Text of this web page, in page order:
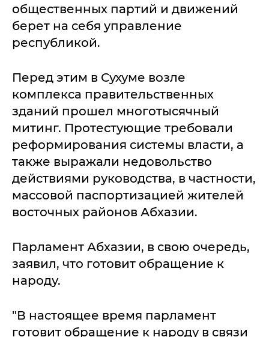
общественных партий и движений
берет на себя управление
республикой.
Перед этим в Сухуме возле
комплекса правительственных
зданий прошел многотысячный
митинг. Протестующие требовали
реформирования системы власти, а
также выражали недовольство
действиями руководства, в частности,
массовой паспортизацией жителей
восточных районов Абхазии.
Парламент Абхазии, в свою очередь,
заявил, что готовит обращение к
народу.
"В настоящее время парламент
готовит обращение к народу в связи